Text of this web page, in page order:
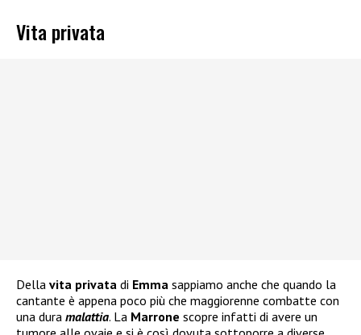
Vita privata
Della vita privata di Emma sappiamo anche che quando la
cantante è appena poco più che maggiorenne combatte con
una dura malattia. La Marrone scopre infatti di avere un